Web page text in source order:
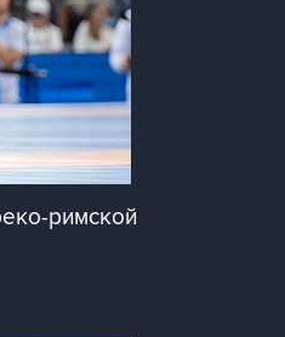
римской